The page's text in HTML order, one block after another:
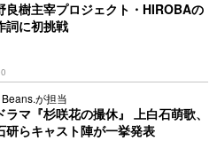
良樹主宰プロジェクト・HIROBAの
詞に初挑戦
が担当
マ『杉咲花の撮休』 上白石萌歌、
研らキャスト陣が一挙発表